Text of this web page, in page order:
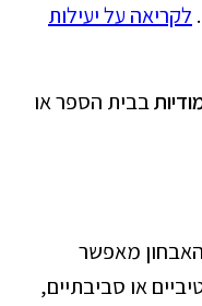
לקריאה על יעילות
בבית הספר או
האבחון מאפשר
או סביבתיים,